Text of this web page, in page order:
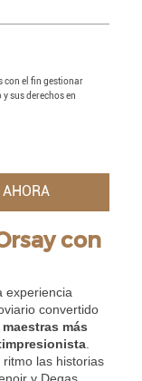
con el fin gestionar
sus derechos en
con
experiencia
convertido
más
las historias